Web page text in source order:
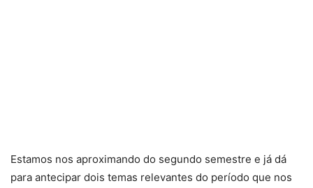
Estamos nos aproximando do segundo semestre e já dá
para antecipar dois temas relevantes do período que nos